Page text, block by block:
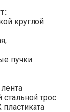
круглой
пучки.
стальной трос